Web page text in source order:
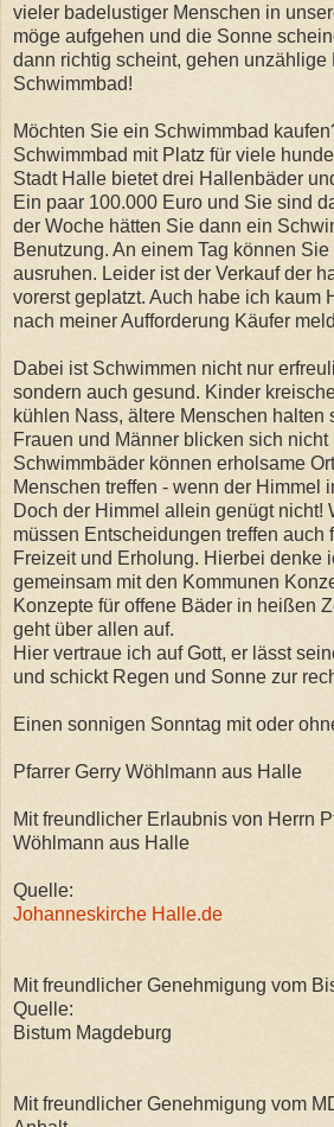
vieler badelustiger Menschen in
möge aufgehen und die Sonne
dann richtig scheint, gehen unzählige
Schwimmbad!
Möchten Sie ein Schwimmbad
Schwimmbad mit Platz für viele
Stadt Halle bietet drei Hallenbäder
Ein paar 100.000 Euro und Sie sind
der Woche hätten Sie dann ein
Benutzung. An einem Tag können
ausruhen. Leider ist der Verkauf der
vorerst geplatzt. Auch habe ich kaum
nach meiner Aufforderung Käufer
Dabei ist Schwimmen nicht nur
sondern auch gesund. Kinder
kühlen Nass, ältere Menschen halten
Frauen und Männer blicken sich nicht
Schwimmbäder können erholsame
Menschen treffen - wenn der Himmel
Doch der Himmel allein genügt nicht!
müssen Entscheidungen treffen auch
Freizeit und Erholung. Hierbei denke
gemeinsam mit den Kommunen
Konzepte für offene Bäder in heißen
geht über allen auf.
Hier vertraue ich auf Gott, er lässt
und schickt Regen und Sonne zur
Einen sonnigen Sonntag mit oder
Pfarrer Gerry Wöhlmann aus Halle
Mit freundlicher Erlaubnis von Herrn
Wöhlmann aus Halle
Quelle:
Johanneskirche Halle.de
Mit freundlicher Genehmigung vom
Quelle:
Bistum Magdeburg
Mit freundlicher Genehmigung vom